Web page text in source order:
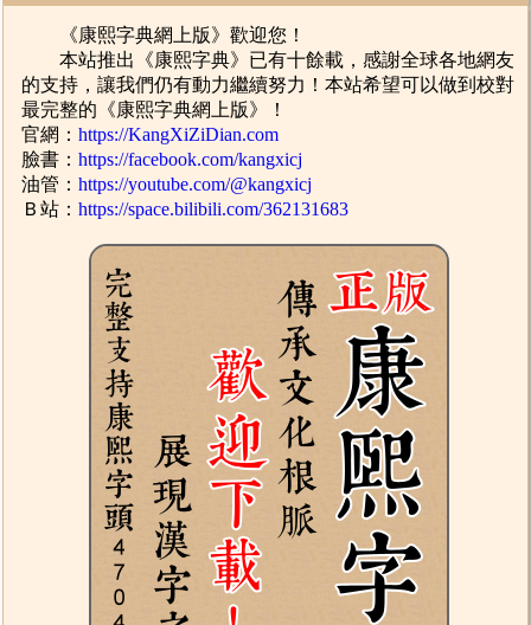
《康熙字典網上版》歡迎您！
本站推出《康熙字典》已有十餘載，感謝全球各地網友
的支持，讓我們仍有動力繼續努力！本站希望可以做到校對
最完整的《康熙字典網上版》！
官網：https://KangXiZiDian.com
臉書：https://facebook.com/kangxicj
油管：https://youtube.com/@kangxicj
Ｂ站：https://space.bilibili.com/362131683